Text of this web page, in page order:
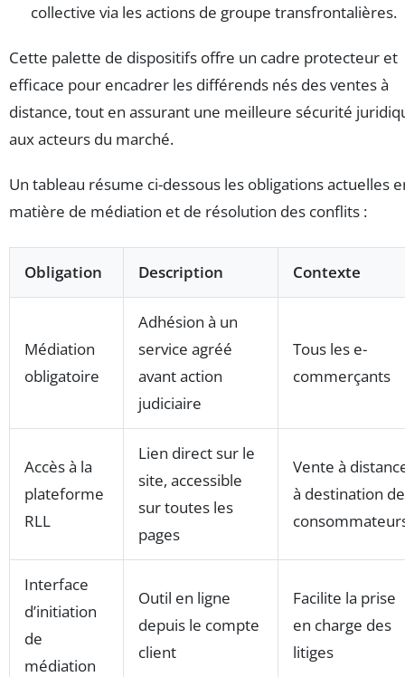
collective via les actions de groupe transfrontalières.
Cette palette de dispositifs offre un cadre protecteur et
efficace pour encadrer les différends nés des ventes à
distance, tout en assurant une meilleure sécurité
aux acteurs du marché.
Un tableau résume ci-dessous les obligations actuelles
matière de médiation et de résolution des conflits :
Obligation Description Contexte
Médiation
obligatoire
Adhésion à un
service agréé
avant action
judiciaire
Tous les e-
commerçants
Accès à la
plateforme
RLL
Lien direct sur le
site, accessible
sur toutes les
pages
Vente à
à destination
Interface
d’initiation
de
médiation
Outil en ligne
depuis le compte
client
Facilite la prise
en charge des
litiges